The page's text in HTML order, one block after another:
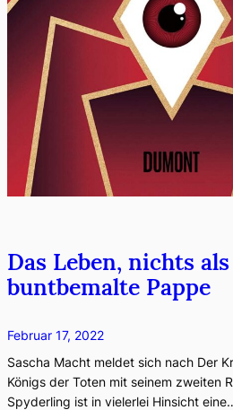
Das Leben, nichts als
buntbemalte Pappe
Februar 17, 2022
Sascha Macht meldet sich nach Der
Königs der Toten mit seinem zweiten
Spyderling ist in vielerlei Hinsicht